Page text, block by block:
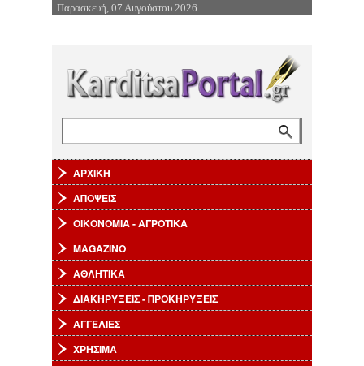
Επιστροφή στην Πλοήγηση
Παρασκευή, 07 Αυγούστου 2026
ΑΡΧΙΚΗ
ΑΠΟΨΕΙΣ
ΟΙΚΟΝΟΜΙΑ - ΑΓΡΟΤΙΚΑ
MAGAZINO
ΑΘΛΗΤΙΚΑ
ΔΙΑΚΗΡΥΞΕΙΣ - ΠΡΟΚΗΡΥΞΕΙΣ
ΑΓΓΕΛΙΕΣ
ΧΡΗΣΙΜΑ